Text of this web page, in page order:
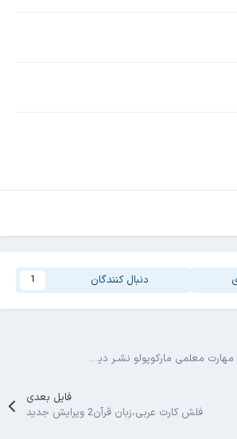
دنبال کنندگان 1
فلش کارت کتاب جامع مهارت معلمی مارکوپولو نشـر دیجی ماز رشته مشترک 1405 نظام جدید
فایل بعدی
فلش کارت عربی،زبان قرآن2 ویرایش جدید